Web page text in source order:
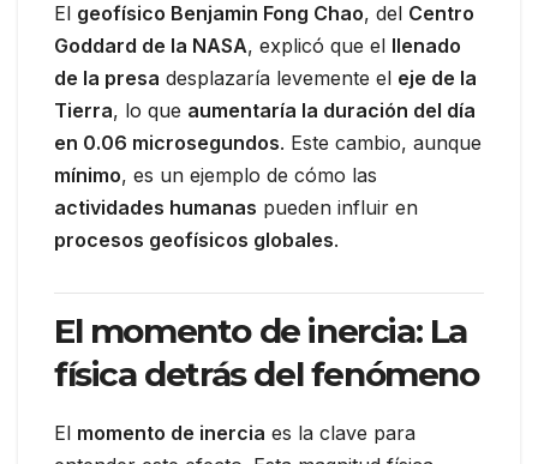
El geofísico Benjamin Fong Chao, del Centro
Goddard de la NASA, explicó que el llenado
de la presa desplazaría levemente el eje de la
Tierra, lo que aumentaría la duración del día
en 0.06 microsegundos. Este cambio, aunque
mínimo, es un ejemplo de cómo las
actividades humanas pueden influir en
procesos geofísicos globales.
El momento de inercia: La
física detrás del fenómeno
El momento de inercia es la clave para